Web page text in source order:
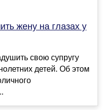
жену на глазах у
свою супругу
детей. Об этом